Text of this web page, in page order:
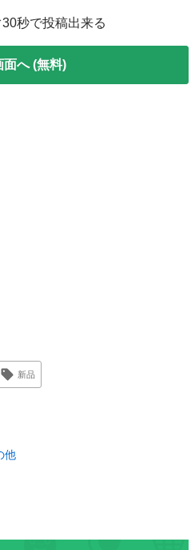
秒で投稿出来る
面へ (無料)
新品
他